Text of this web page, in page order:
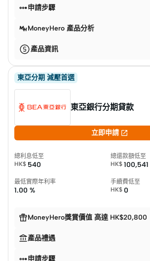
申請步驟
MoneyHero 產品分析
產品資訊
東亞分期 減壓首選
東亞銀行分期貸款
立即申請 
總利息低至
HK$ 540
總還款額低至
HK$ 100,541
最低實際年利率
1.00 %
手續費低至
HK$ 0
MoneyHero獎賞價值 高達 HK$20,800
產品禮遇
申請步驟